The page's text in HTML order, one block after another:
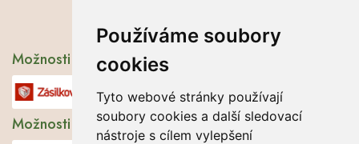
Používáme soubory
cookies
Tyto webové stránky používají
soubory cookies a další sledovací
nástroje s cílem vylepšení
údajů
Možnosti dopravy
Možnosti platby